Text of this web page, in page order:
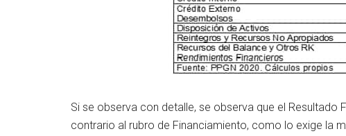
Si se observa con detalle, se observa que el Resultado
contrario al rubro de Financiamiento, como lo exige la